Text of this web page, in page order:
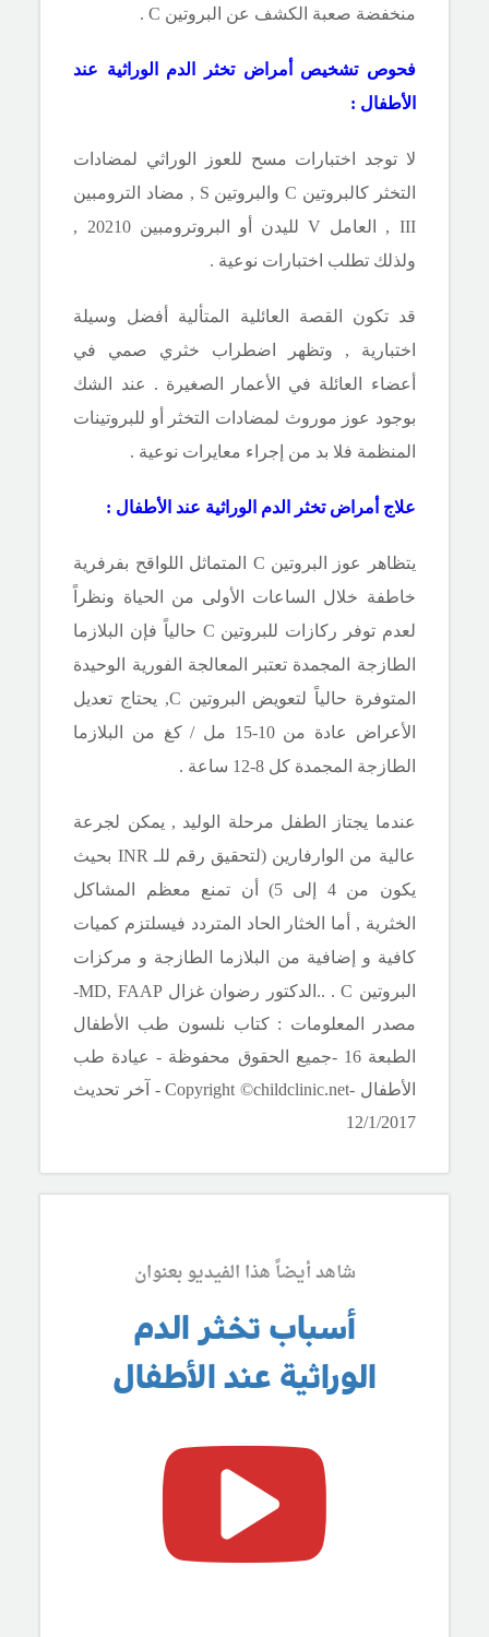
منخفضة صعبة الكشف عن البروتين C .
فحوص تشخيص أمراض تخثر الدم الوراثية عند
الأطفال :
لا توجد اختبارات مسح للعوز الوراثي لمضادات
التخثر كالبروتين C والبروتين S , مضاد الترومبين
III ,
العامل V
لليدن أو البروترومبين 20210 ,
ولذلك تطلب اختبارات نوعية .
قد تكون القصة العائلية المتألية أفضل وسيلة
اختبارية , وتظهر اضطراب خثري صمي في
أعضاء العائلة في الأعمار الصغيرة . عند الشك
بوجود عوز موروث لمضادات التخثر أو للبروتينات
المنظمة فلا بد من إجراء معايرات نوعية .
علاج أمراض تخثر الدم الوراثية عند الأطفال :
يتظاهر عوز البروتين C
المتماثل اللواقح بفرفرية
خاطفة خلال الساعات الأولى من الحياة ونظراً
لعدم توفر ركازات للبروتين C حالياً فإن البلازما
الطازجة المجمدة تعتبر المعالجة الفورية الوحيدة
المتوفرة حالياً لتعويض البروتين C,
يحتاج تعديل
الأعراض عادة من 10-15 مل
/كغ من البلازما
الطازجة المجمدة كل 8-12 ساعة .
عندما يجتاز الطفل مرحلة الوليد , يمكن لجرعة
عالية من الوارفارين (لتحقيق رقم للـ INR بحيث
يكون من 4 إلى 5
) أن تمنع معظم المشاكل
الخثرية , أما الخثار الحاد المتردد فيسلتزم كميات
كافية و إضافية من البلازما الطازجة و مركزات
البروتين C .
..الدكتور رضوان غزال MD, FAAP
-
مصدر المعلومات : كتاب نلسون طب الأطفال
الطبعة 16 -جميع الحقوق محفوظة - عيادة طب
الأطفال -Copyright ©childclinic.net- آخر تحديث
12/1/2017
شاهد أيضاً هذا الفيديو بعنوان
أسباب تخثر الدم
الوراثية عند الأطفال